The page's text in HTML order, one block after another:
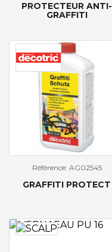
PROTECTEUR ANTI-
GRAFFITI
Référence: AG02545
GRAFFITI PROTECT